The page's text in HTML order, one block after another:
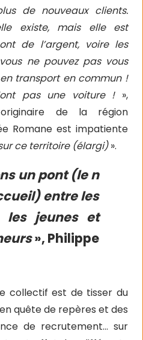
de nouveaux clients.
existe, mais elle est
de l’argent, voire les
ne pouvez pas vous
transport en commun !
pas une voiture !»,
de la région
Romane est impatiente
ce territoire (élargi)».
un pont (le n
entre les
les jeunes et
», Philippe
collectif est de tisser du
quête de repères et des
de recrutement… sur